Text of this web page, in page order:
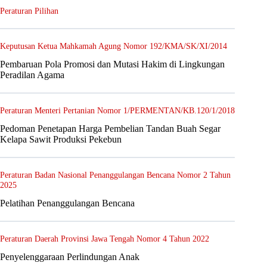
Peraturan Pilihan
Keputusan Ketua Mahkamah Agung Nomor 192/KMA/SK/XI/2014
Pembaruan Pola Promosi dan Mutasi Hakim di Lingkungan
Peradilan Agama
Peraturan Menteri Pertanian Nomor 1/PERMENTAN/KB.120/1/2018
Pedoman Penetapan Harga Pembelian Tandan Buah Segar
Kelapa Sawit Produksi Pekebun
Peraturan Badan Nasional Penanggulangan Bencana Nomor 2 Tahun
2025
Pelatihan Penanggulangan Bencana
Peraturan Daerah Provinsi Jawa Tengah Nomor 4 Tahun 2022
Penyelenggaraan Perlindungan Anak